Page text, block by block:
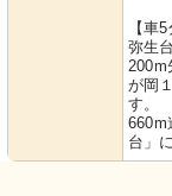
【車5
弥生
200m
が岡
す。
660m
台」